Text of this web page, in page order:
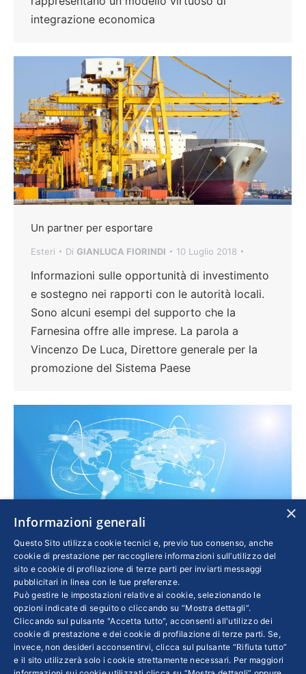
integrazione economica
Un partner per esportare
Esteri Di GIANLUCA FIORINDI 10 Luglio 2018
Informazioni sulle opportunità di investimento
e sostegno nei rapporti con le autorità locali.
Sono alcuni esempi del supporto che la
Farnesina offre alle imprese. La parola a
Vincenzo De Luca, Direttore generale per la
promozione del Sistema Paese
A tutto export
Esteri DiFABRIZIO GUELPA 10 Aprile 2018
Il commercio italiano ha potenzialità di
ulteriore sviluppo ma in un contesto sempre
più sfidante
×
Informazioni generali
Questo Sito utilizza cookie tecnici e, previo tuo consenso, anche
cookie di prestazione per raccogliere informazioni sull’utilizzo del
sito e cookie di profilazione di terze parti per inviarti messaggi
pubblicitari in linea con le tue preferenze.
Può gestire le impostazioni relative ai cookie, selezionando le
opzioni indicate di seguito o cliccando su “Mostra dettagli”.
Cliccando sul pulsante "Accetta tutto", acconsenti all'utilizzo dei
cookie di prestazione e dei cookie di profilazione di terze parti. Se,
invece, non desideri acconsentirvi, clicca sul pulsante “Rifiuta tutto”
e il sito utilizzerà solo i cookie strettamente necessari. Per maggiori